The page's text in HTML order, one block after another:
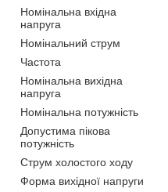
Номінальна вхідна
напруга
Номінальний струм
Частота
Номінальна вихідна
напруга
Номінальна потужність
Допустима пікова
потужність
Струм холостого ходу
Форма вихідної напруги